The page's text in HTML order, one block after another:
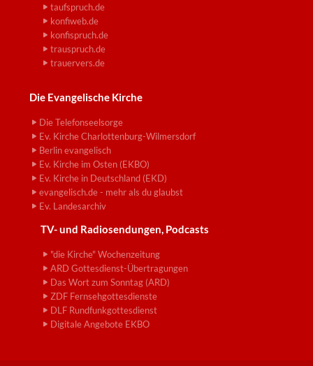
taufspruch.de
konfiweb.de
konfispruch.de
trauspruch.de
trauervers.de
Die Evangelische Kirche
Die Telefonseelsorge
Ev. Kirche Charlottenburg-Wilmersdorf
Berlin evangelisch
Ev. Kirche im Osten (EKBO)
Ev. Kirche in Deutschland (EKD)
evangelisch.de - mehr als du glaubst
Ev. Landesarchiv
TV- und Radiosendungen, Podcasts
"die Kirche" Wochenzeitung
ARD Gottesdienst-Übertragungen
Das Wort zum Sonntag (ARD)
ZDF Fernsehgottesdienste
DLF Rundfunkgottesdienst
Digitale Angebote EKBO